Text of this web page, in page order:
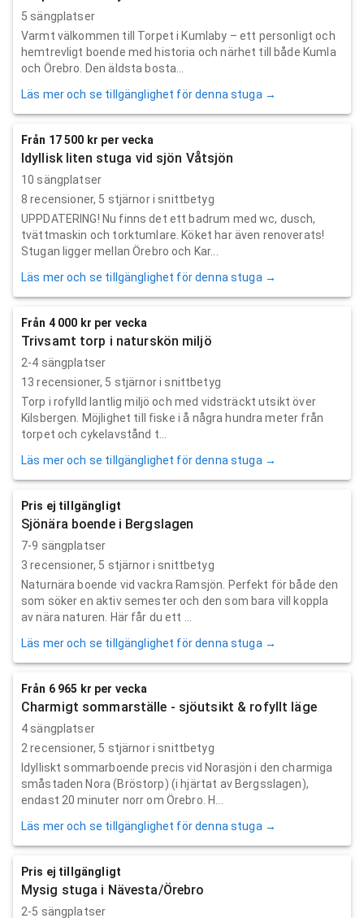
5 sängplatser
Varmt välkommen till Torpet i Kumlaby – ett personligt och
hemtrevligt boende med historia och närhet till både Kumla
och Örebro. Den äldsta bosta...
Läs mer och se tillgänglighet för denna stuga →
Från 17 500 kr per vecka
Idyllisk liten stuga vid sjön Våtsjön
10 sängplatser
8 recensioner, 5 stjärnor i snittbetyg
UPPDATERING! Nu finns det ett badrum med wc, dusch,
tvättmaskin och torktumlare. Köket har även renoverats!
Stugan ligger mellan Örebro och Kar...
Läs mer och se tillgänglighet för denna stuga →
Från 4 000 kr per vecka
Trivsamt torp i naturskön miljö
2-4 sängplatser
13 recensioner, 5 stjärnor i snittbetyg
Torp i rofylld lantlig miljö och med vidsträckt utsikt över
Kilsbergen. Möjlighet till fiske i å några hundra meter från
torpet och cykelavstånd t...
Läs mer och se tillgänglighet för denna stuga →
Pris ej tillgängligt
Sjönära boende i Bergslagen
7-9 sängplatser
3 recensioner, 5 stjärnor i snittbetyg
Naturnära boende vid vackra Ramsjön. Perfekt för både den
som söker en aktiv semester och den som bara vill koppla
av nära naturen. Här får du ett ...
Läs mer och se tillgänglighet för denna stuga →
Från 6 965 kr per vecka
Charmigt sommarställe - sjöutsikt & rofyllt läge
4 sängplatser
2 recensioner, 5 stjärnor i snittbetyg
Idylliskt sommarboende precis vid Norasjön i den charmiga
småstaden Nora (Bröstorp) (i hjärtat av Bergsslagen),
endast 20 minuter norr om Örebro. H...
Läs mer och se tillgänglighet för denna stuga →
Pris ej tillgängligt
Mysig stuga i Nävesta/Örebro
2-5 sängplatser